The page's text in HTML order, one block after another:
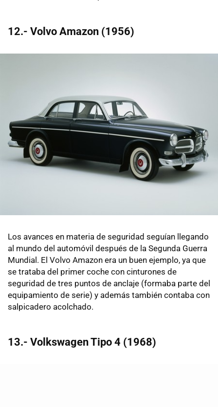
12.- Volvo Amazon (1956)
Los avances en materia de seguridad seguían llegando
al mundo del automóvil después de la Segunda Guerra
Mundial. El Volvo Amazon era un buen ejemplo, ya que
se trataba del primer coche con cinturones de
seguridad de tres puntos de anclaje (formaba parte del
equipamiento de serie) y además también contaba con
salpicadero acolchado.
13.- Volkswagen Tipo 4 (1968)